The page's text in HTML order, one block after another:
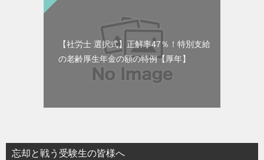
【社労士 選択式】正解率47％！特別支給
の老齢厚生年金の額の特例【厚年】
忘却と戦う受験生の皆様へ